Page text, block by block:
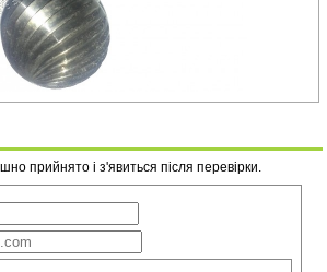
прийнято і з'явиться після перевірки.